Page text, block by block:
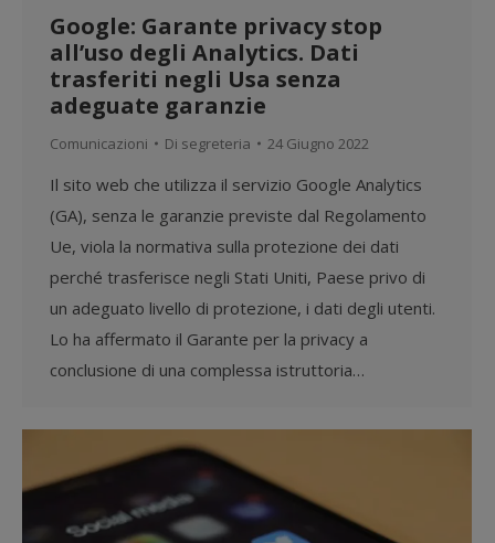
Google: Garante privacy stop
all’uso degli Analytics. Dati
trasferiti negli Usa senza
adeguate garanzie
Comunicazioni Di segreteria 24 Giugno 2022
Il sito web che utilizza il servizio Google Analytics
(GA), senza le garanzie previste dal Regolamento
Ue, viola la normativa sulla protezione dei dati
perché trasferisce negli Stati Uniti, Paese privo di
un adeguato livello di protezione, i dati degli utenti.
Lo ha affermato il Garante per la privacy a
conclusione di una complessa istruttoria…